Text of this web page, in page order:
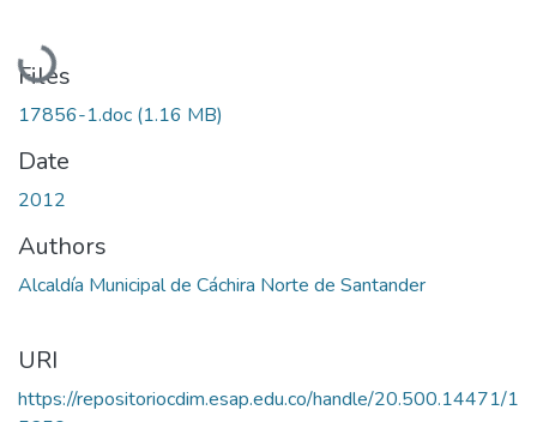
Loading...
Files
17856-1.doc (1.16 MB)
Date
2012
Authors
Alcaldía Municipal de Cáchira Norte de Santander
URI
https://repositoriocdim.esap.edu.co/handle/20.500.14471/1